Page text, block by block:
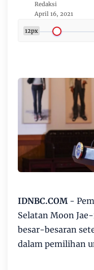
Redaksi
April 16, 2021
12px
IDNBC.COM-
Selatan Moon
besar-besaran
dalam pemilihan